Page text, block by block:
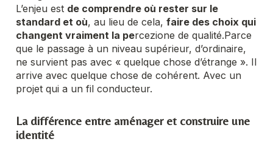
L’enjeu est de comprendre où rester sur le
standard et où, au lieu de cela, faire des choix qui
changent vraiment la percezione de qualité.Parce
que le passage à un niveau supérieur, d’ordinaire,
ne survient pas avec « quelque chose d’étrange ». Il
arrive avec quelque chose de cohérent. Avec un
projet qui a un fil conducteur.
La différence entre aménager et construire une
identité